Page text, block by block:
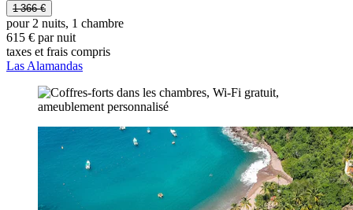
1 366 €
pour 2 nuits, 1 chambre
615 € par nuit
taxes et frais compris
Las Alamandas